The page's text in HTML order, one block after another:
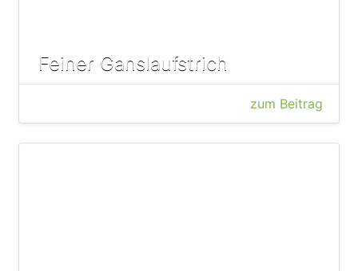
Feiner Ganslaufstrich
zum Beitrag